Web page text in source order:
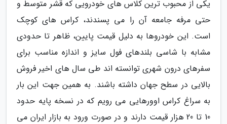
یکی از محبوب ترین کلاس های خودرویی که قشر متوسط و
حتی مرفه جامعه آن را می پسندند، کراس های کوچک
است. این خودروها به دلیل قیمت پایین، ظاهر تا حدودی
مشابه با شاسی بلندهای فول سایز و اندازه مناسب برای
سفرهای درون شهری توانسته اند طی سال های اخیر فروش
بالایی در سطح جهان داشته باشند. به همین جهت این بار
به سراغ کراس اوورهایی می رویم که در نسخه پایه حدود
10 تا 20 هزار قیمت دارند و در صورت ورود به بازار ایران می